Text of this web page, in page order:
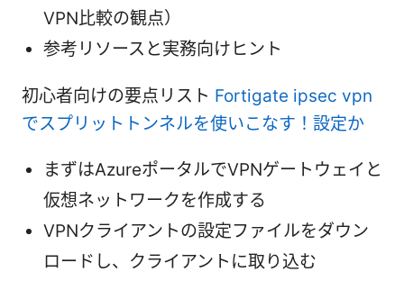
VPN比較の観点）
参考リソースと実務向けヒント
初心者向けの要点リスト Fortigate ipsec vpn
でスプリットトンネルを使いこなす！設定か
まずはAzureポータルでVPNゲートウェイと
仮想ネットワークを作成する
VPNクライアントの設定ファイルをダウン
ロードし、クライアントに取り込む